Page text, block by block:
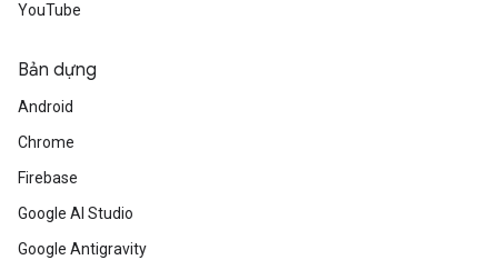
YouTube
Bản dựng
Android
Chrome
Firebase
Google AI Studio
Google Antigravity